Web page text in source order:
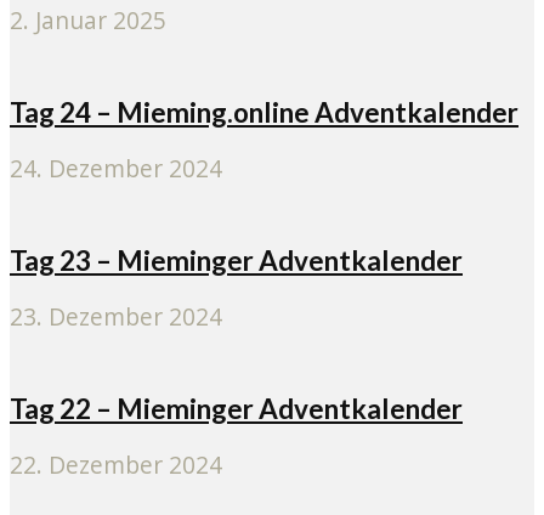
2. Januar 2025
Tag 24 – Mieming.online Adventkalender
24. Dezember 2024
Tag 23 – Mieminger Adventkalender
23. Dezember 2024
Tag 22 – Mieminger Adventkalender
22. Dezember 2024